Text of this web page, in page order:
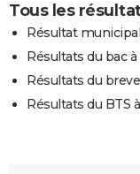
Tous les
Résultat
Résultats du bac
Résultats du
Résultats du BTS